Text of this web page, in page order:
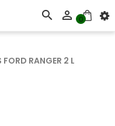
  0
RANGER 2 L